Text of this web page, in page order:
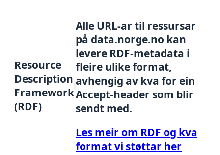
Resource
Description
Framework
(RDF)
Alle URL-ar til ressursar
på data.norge.no kan
levere RDF-metadata i
fleire ulike format,
avhengig av kva for ein
Accept-header som blir
sendt med.
Les meir om RDF og kva
format vi støttar her